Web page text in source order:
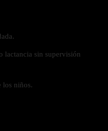
lactancia sin supervisión
los niños.